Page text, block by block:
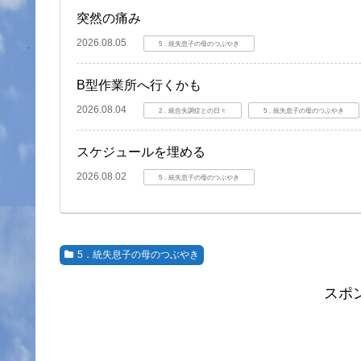
突然の痛み
2026.08.05 5．統失息子の母のつぶやき
B型作業所へ行くかも
2026.08.04 2．統合失調症との日々 5．統失息子の母のつぶやき
スケジュールを埋める
2026.08.02 5．統失息子の母のつぶやき
5．統失息子の母のつぶやき
スポ